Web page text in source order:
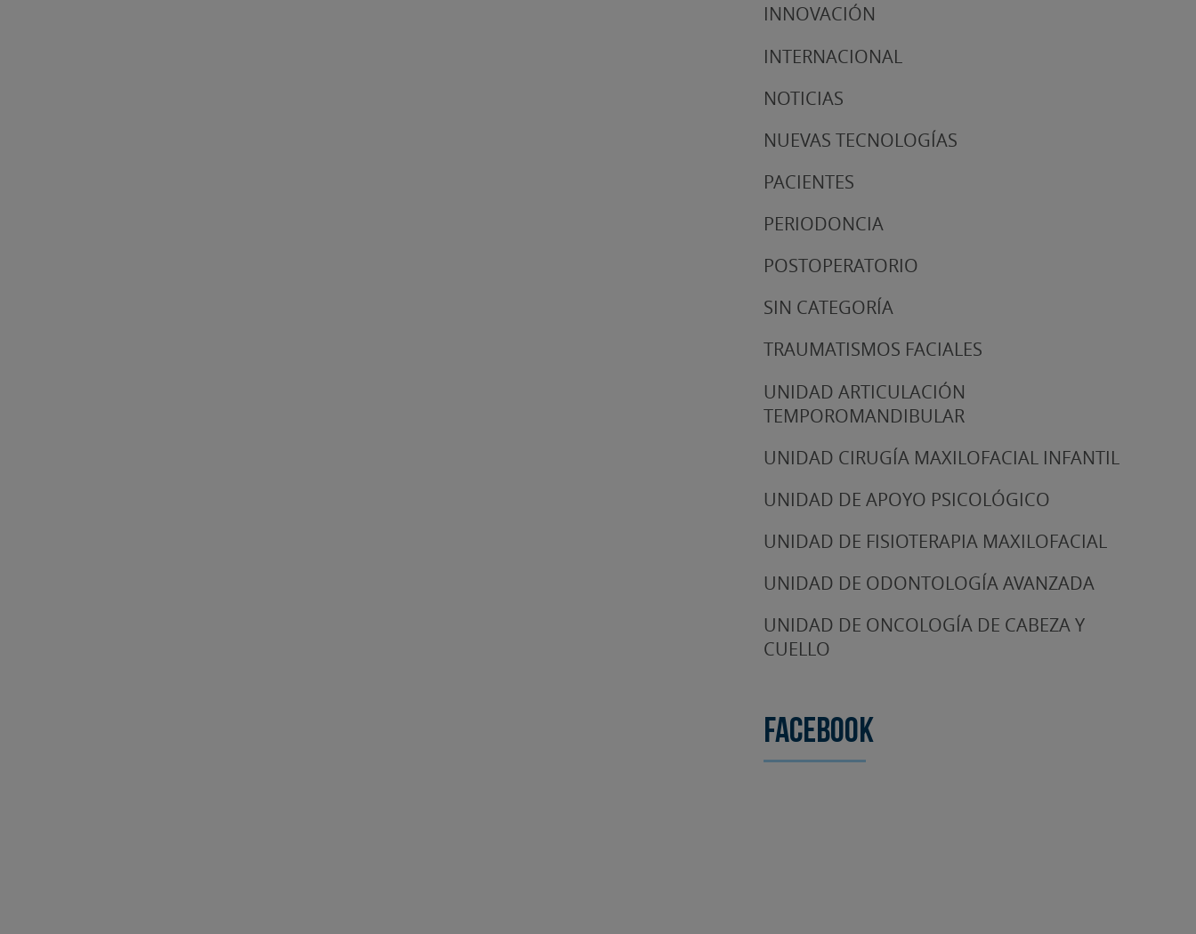
INNOVACIÓN
INTERNACIONAL
NOTICIAS
NUEVAS TECNOLOGÍAS
PACIENTES
PERIODONCIA
POSTOPERATORIO
SIN CATEGORÍA
TRAUMATISMOS FACIALES
UNIDAD ARTICULACIÓN
TEMPOROMANDIBULAR
UNIDAD CIRUGÍA MAXILOFACIAL INFANTIL
UNIDAD DE APOYO PSICOLÓGICO
UNIDAD DE FISIOTERAPIA MAXILOFACIAL
UNIDAD DE ODONTOLOGÍA AVANZADA
UNIDAD DE ONCOLOGÍA DE CABEZA Y
CUELLO
Facebook